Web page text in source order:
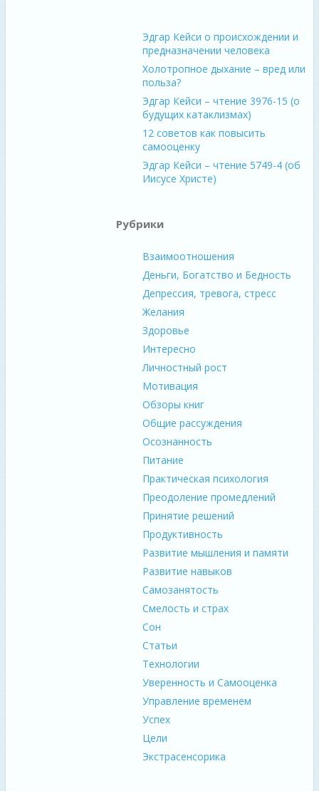
Эдгар Кейси о происхождении и
предназначении человека
Холотропное дыхание – вред или
польза?
Эдгар Кейси – чтение 3976-15 (о
будущих катаклизмах)
12 советов как повысить
самооценку
Эдгар Кейси – чтение 5749-4 (об
Иисусе Христе)
Рубрики
Взаимоотношения
Деньги, Богатство и Бедность
Депрессия, тревога, стресс
Желания
Здоровье
Интересно
Личностный рост
Мотивация
Обзоры книг
Общие рассуждения
Осознанность
Питание
Практическая психология
Преодоление промедлений
Принятие решений
Продуктивность
Развитие мышления и памяти
Развитие навыков
Самозанятость
Смелость и страх
Сон
Статьи
Технологии
Уверенность и Самооценка
Управление временем
Успех
Цели
Экстрасенсорика